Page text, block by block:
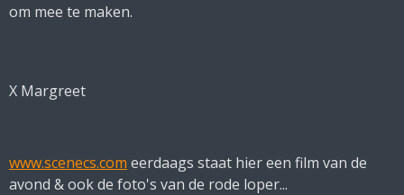
om mee te maken.
X Margreet
www.scenecs.com eerdaags staat hier een film van de
avond & ook de foto's van de rode loper...